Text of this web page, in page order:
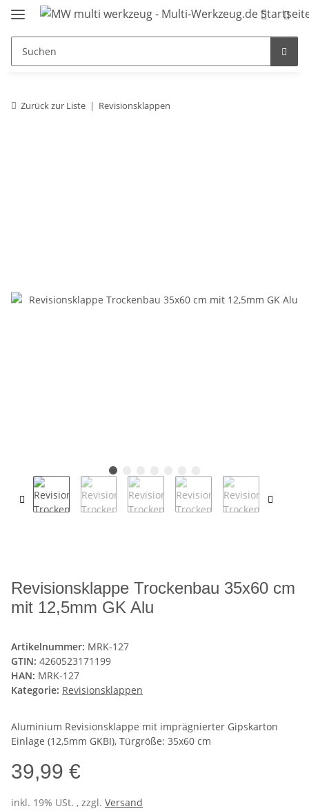
Zurück zur Liste Revisionsklappen
Revisionsklappe Trockenbau 35x60 cm
mit 12,5mm GK Alu
Artikelnummer: MRK-127
GTIN: 4260523171199
HAN: MRK-127
Kategorie: Revisionsklappen
Aluminium Revisionsklappe mit imprägnierter Gipskarton
Einlage (12,5mm GKBI), Türgröße: 35x60 cm
39,99 €
inkl. 19% USt. , zzgl. Versand